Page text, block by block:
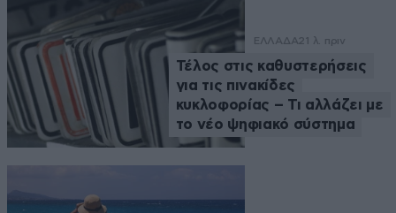
ΕΛΛΑΔΑ21 λ. πριν
Τέλος στις καθυστερήσεις
για τις πινακίδες
κυκλοφορίας – Τι αλλάζει με
το νέο ψηφιακό σύστημα